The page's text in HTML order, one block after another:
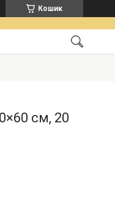
Кошик
см, 20